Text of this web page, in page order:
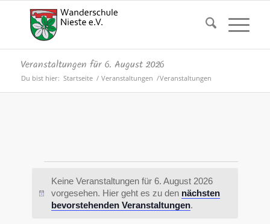
Veranstaltungen für 6. August 2026
Du bist hier: Startseite / Veranstaltungen /Veranstaltungen
Veranstaltungen
für
Hinweis
Keine Veranstaltungen für 6. August 2026
vorgesehen. Hier geht es zu den nächsten
bevorstehenden Veranstaltungen.